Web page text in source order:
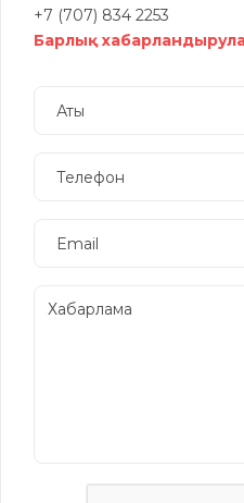
+7 (707) 834 2253
Барлық